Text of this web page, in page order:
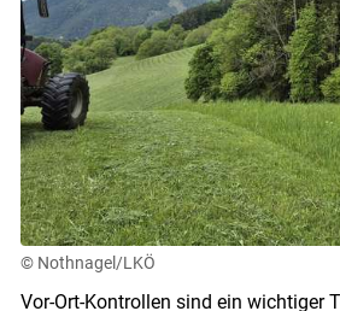
© Nothnagel/LKÖ
Vor-Ort-Kontrollen sind ein wichtiger